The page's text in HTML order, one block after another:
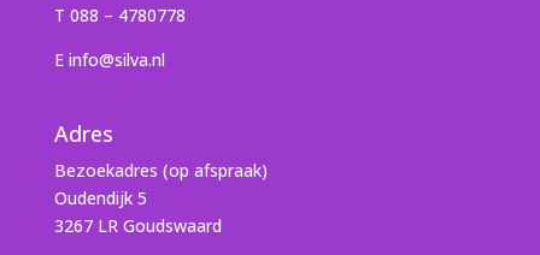
T 088 – 4780778
E info@silva.nl
Adres
Bezoekadres (op afspraak)
Oudendijk 5
3267 LR Goudswaard